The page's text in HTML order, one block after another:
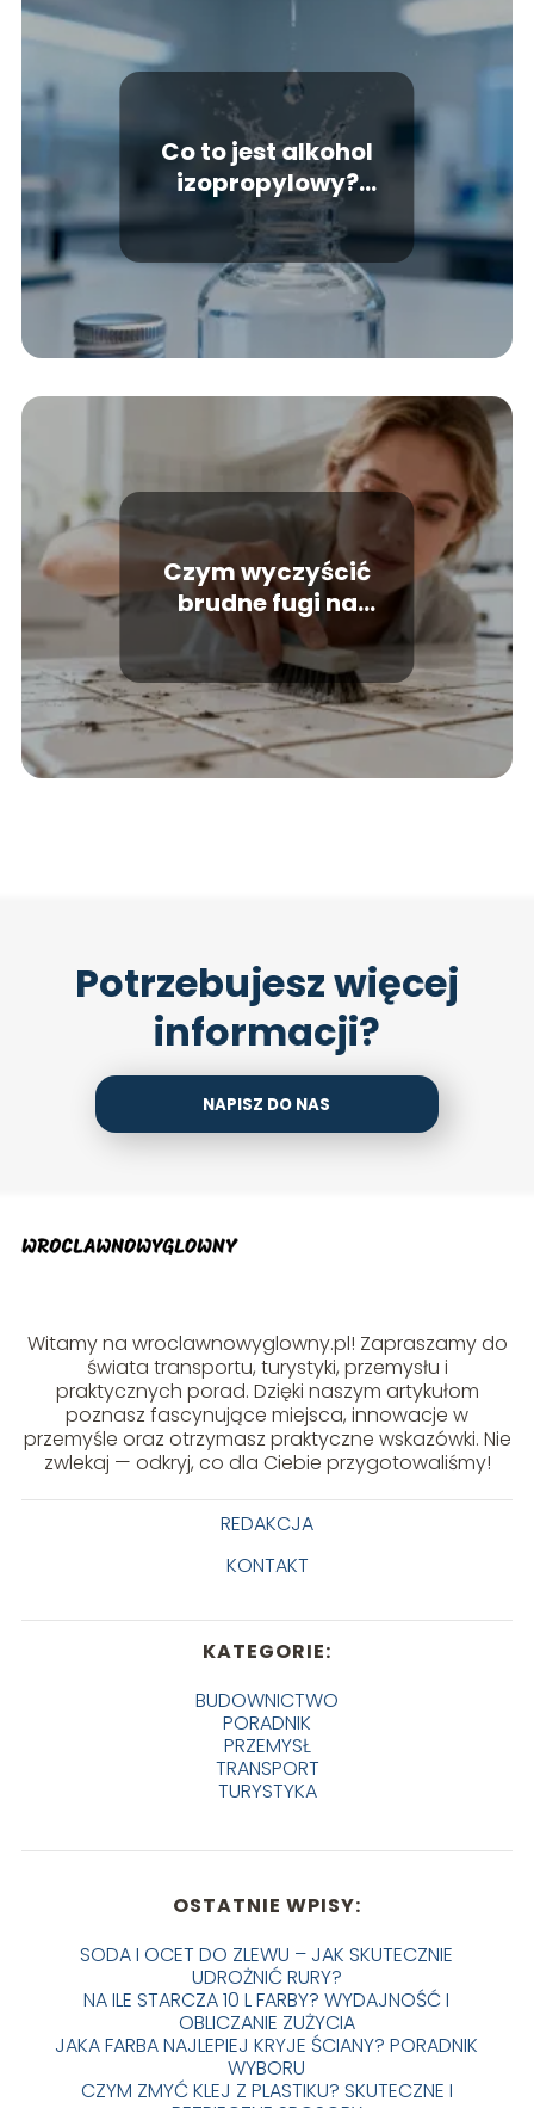
Co to jest alkohol
izopropylowy?
Zastosowanie i
właściwości
Czym wyczyścić
brudne fugi na
podłodze? Skuteczne
sposoby
Potrzebujesz więcej
informacji?
NAPISZ DO NAS
Witamy na wroclawnowyglowny.pl! Zapraszamy do
świata transportu, turystyki, przemysłu i
praktycznych porad. Dzięki naszym artykułom
poznasz fascynujące miejsca, innowacje w
przemyśle oraz otrzymasz praktyczne wskazówki. Nie
zwlekaj — odkryj, co dla Ciebie przygotowaliśmy!
REDAKCJA
KONTAKT
KATEGORIE:
BUDOWNICTWO
PORADNIK
PRZEMYSŁ
TRANSPORT
TURYSTYKA
OSTATNIE WPISY:
SODA I OCET DO ZLEWU – JAK SKUTECZNIE
UDROŻNIĆ RURY?
NA ILE STARCZA 10 L FARBY? WYDAJNOŚĆ I
OBLICZANIE ZUŻYCIA
JAKA FARBA NAJLEPIEJ KRYJE ŚCIANY? PORADNIK
WYBORU
CZYM ZMYĆ KLEJ Z PLASTIKU? SKUTECZNE I